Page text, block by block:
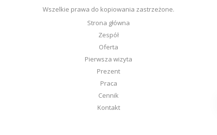
Wszelkie prawa do kopiowania zastrzeżone.
Strona główna
Zespół
Oferta
Pierwsza wizyta
Prezent
Praca
Cennik
Kontakt